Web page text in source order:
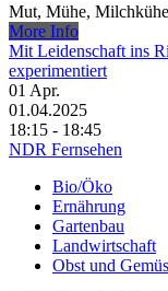
Mut, Mühe,
More Info
Mit Leidenschaft ins
experimentiert
01 Apr.
01.04.2025
18:15 - 18:45
NDR Fernsehen
Bio/Öko
Ernährung
Gartenbau
Landwirtschaft
Obst und